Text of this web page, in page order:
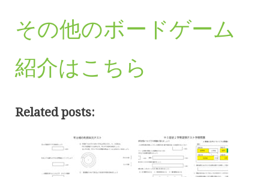
その他のボードゲーム
紹介はこちら
Related posts: